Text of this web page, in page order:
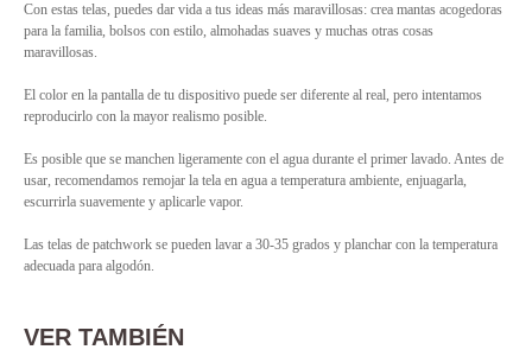
Con estas telas, puedes dar vida a tus ideas más maravillosas: crea mantas acogedoras
para la familia, bolsos con estilo, almohadas suaves y muchas otras cosas
maravillosas.
El color en la pantalla de tu dispositivo puede ser diferente al real, pero intentamos
reproducirlo con la mayor realismo posible.
Es posible que se manchen ligeramente con el agua durante el primer lavado. Antes de
usar, recomendamos remojar la tela en agua a temperatura ambiente, enjuagarla,
escurrirla suavemente y aplicarle vapor.
Las telas de patchwork se pueden lavar a 30-35 grados y planchar con la temperatura
adecuada para algodón.
VER TAMBIÉN